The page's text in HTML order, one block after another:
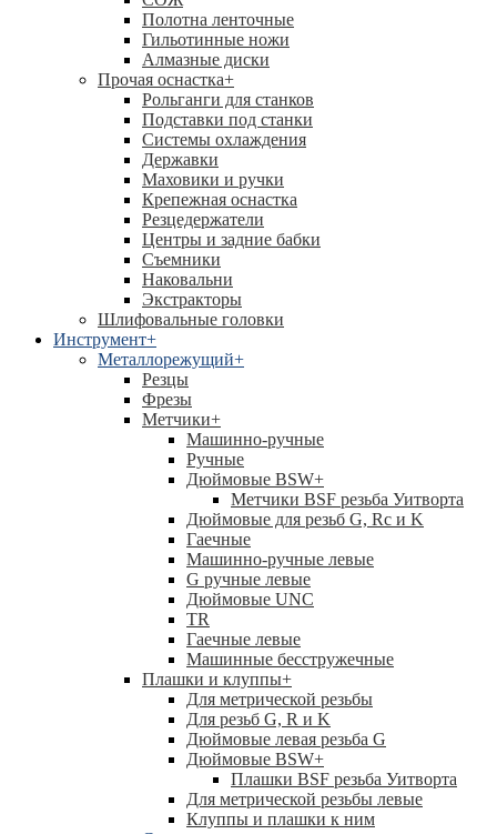
Полотна ленточные
Гильотинные ножи
Алмазные диски
Прочая оснастка+
Рольганги для станков
Подставки под станки
Системы охлаждения
Державки
Маховики и ручки
Крепежная оснастка
Резцедержатели
Центры и задние бабки
Съемники
Наковальни
Экстракторы
Шлифовальные головки
Инструмент+
Металлорежущий+
Резцы
Фрезы
Метчики+
Машинно-ручные
Ручные
Дюймовые BSW+
Метчики BSF резьба Уитворта
Дюймовые для резьб G, Rc и K
Гаечные
Машинно-ручные левые
G ручные левые
Дюймовые UNC
TR
Гаечные левые
Машинные бесстружечные
Плашки и клуппы+
Для метрической резьбы
Для резьб G, R и K
Дюймовые левая резьба G
Дюймовые BSW+
Плашки BSF резьба Уитворта
Для метрической резьбы левые
Клуппы и плашки к ним